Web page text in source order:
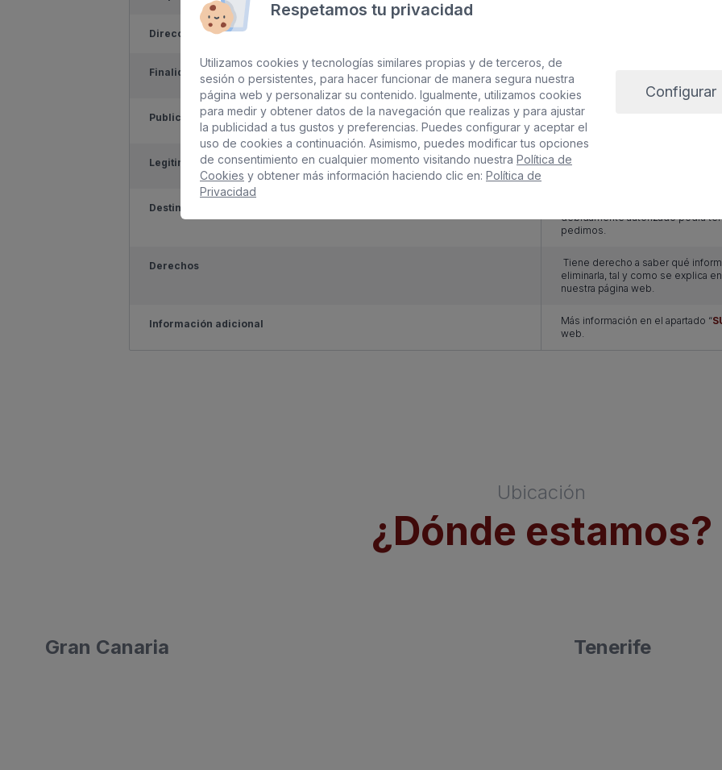
Dirección del responsable
Finalidad
Sus datos serán usados para
nuestros servicios.
Publicidad
Solo le enviaremos publicidad
mediante la casilla
Legitimación
Únicamente trataremos sus
Destinatarios
debidamente autorizado podrá
pedimos.
Derechos
Tiene derecho a saber qué
eliminarla, tal y como se explica
nuestra página web.
Información adicional Más información en el apartado “
web.
Ubicación
¿Dónde estamos?
Gran Canaria Tenerife
Respetamos tu privacidad
Utilizamos cookies y tecnologías similares propias y de terceros, de
sesión o persistentes, para hacer funcionar de manera segura nuestra
página web y personalizar su contenido. Igualmente, utilizamos cookies
para medir y obtener datos de la navegación que realizas y para ajustar
la publicidad a tus gustos y preferencias. Puedes configurar y aceptar el
uso de cookies a continuación. Asimismo, puedes modificar tus opciones
de consentimiento en cualquier momento visitando nuestra Política de
Cookies y obtener más información haciendo clic en: Política de
Privacidad
Configurar